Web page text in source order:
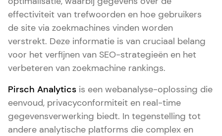
effectiviteit van trefwoorden en hoe gebruikers
de site via zoekmachines vinden worden
verstrekt. Deze informatie is van cruciaal belang
voor het verfijnen van SEO-strategieën en het
verbeteren van zoekmachine rankings.
Pirsch Analytics is een webanalyse-oplossing die
eenvoud, privacyconformiteit en real-time
gegevensverwerking biedt. In tegenstelling tot
andere analytische platforms die complex en